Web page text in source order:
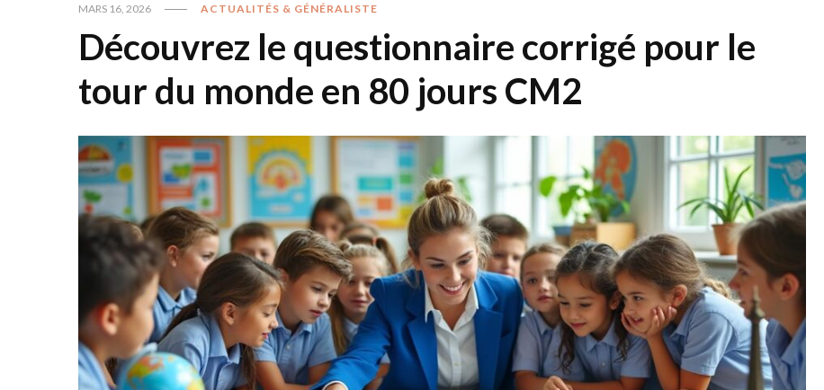
MARS 16, 2026 ACTUALITÉS & GÉNÉRALISTE
Découvrez le questionnaire corrigé pour le
tour du monde en 80 jours CM2